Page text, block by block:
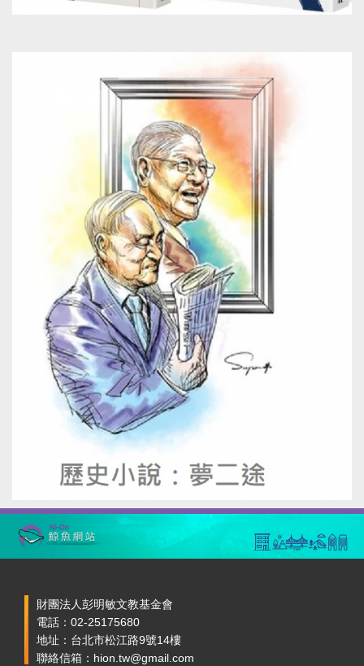
財團法人彭明敏文教基金會
電話：02-25175680
地址：台北市松江路9號14樓
聯絡信箱：hion.tw@gmail.com